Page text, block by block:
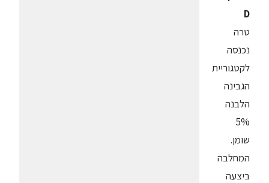
D
טרה
נכנסה
לקטגוריית
הגבינה
הלבנה
5%
שומן.
המחלבה
ביצעה